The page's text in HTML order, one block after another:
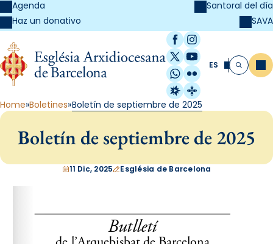
Agenda
Haz un donativo
Santoral del día
SAVA
Facebook
Instagram
X / Twitter
YouTube
WhatsApp
Flickr
Radio Estel
Catalunya
ES Buscar
Home Boletines Boletín de septiembre de 2025
Boletín de septiembre de 2025
11 Dic, 2025 Església de Barcelona